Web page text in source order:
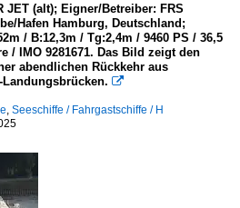
JET (alt); Eigner/Betreiber: FRS
Hafen Hamburg, Deutschland;
/ B:12,3m / Tg:2,4m / 9460 PS / 36,5
/ IMO 9281671. Das Bild zeigt den
abendlichen Rückkehr aus

, Seeschiffe / Fahrgastschiffe / H